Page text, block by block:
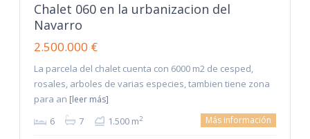
Chalet 060 en la urbanizacion del
Navarro
2.500.000 €
La parcela del chalet cuenta con 6000 m2 de cesped,
rosales, arboles de varias especies, tambien tiene zona
para an [leer más]
6 7 1.500 m2 Más información